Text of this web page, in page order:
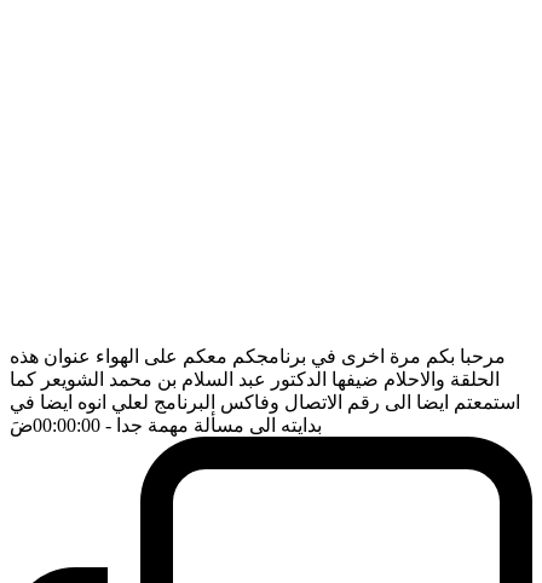
مرحبا بكم مرة اخرى في برنامجكم معكم على الهواء عنوان هذه
الحلقة والاحلام ضيفها الدكتور عبد السلام بن محمد الشويعر كما
استمعتم ايضا الى رقم الاتصال وفاكس البرنامج لعلي انوه ايضا في
بدايته الى مسألة مهمة جدا - 00:00:00 ضَ